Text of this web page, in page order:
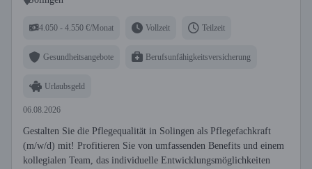
4.050 - 4.550 €/Monat Vollzeit Teilzeit
Gesundheitsangebote Berufsunfähigkeitsversicherung
Urlaubsgeld
06.08.2026
Gestalten Sie die Pflegequalität in Solingen als Pflegefachkraft
(m/w/d) mit! Profitieren Sie von umfassenden Benefits und einem
kollegialen Team, das individuelle Entwicklungsmöglichkeiten